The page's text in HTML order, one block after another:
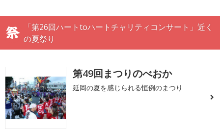
「第26回ハートtoハートチャリティコンサート」近く
の夏祭り
第49回まつりのべおか
延岡の夏を感じられる恒例のまつり